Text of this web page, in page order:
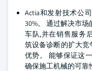
Actia和发射技术公
30%。 通过解决市
车队,并在销售服务
筑设备诊断的扩大
优势。 能够保证这
确保施工机械的可靠